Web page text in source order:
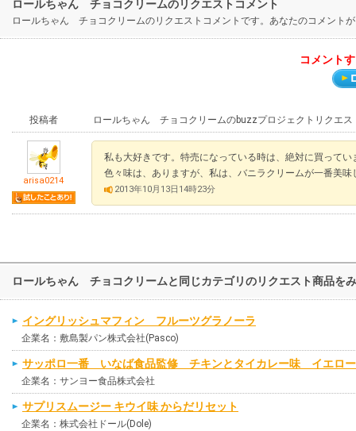
ロールちゃん チョコクリームのリクエストコメント
ロールちゃん チョコクリームのリクエストコメントです。あなたのコメント
コメント
投稿者 ロールちゃん チョコクリームのbuzzプロジェクトリクエス
arisa0214
私も大好きです。特売になっている時は、絶対に買ってい
色々味は、ありますが、私は、バニラクリームが一番美味
2013年10月13日14時23分
ロールちゃん チョコクリームと同じカテゴリのリクエスト商品を
イングリッシュマフィン フルーツグラノーラ
企業名：敷島製パン株式会社(Pasco)
サッポロ一番 いなば食品監修 チキンとタイカレー味 イエロー
企業名：サンヨー食品株式会社
サプリスムージー キウイ味 からだリセット
企業名：株式会社ドール(Dole)